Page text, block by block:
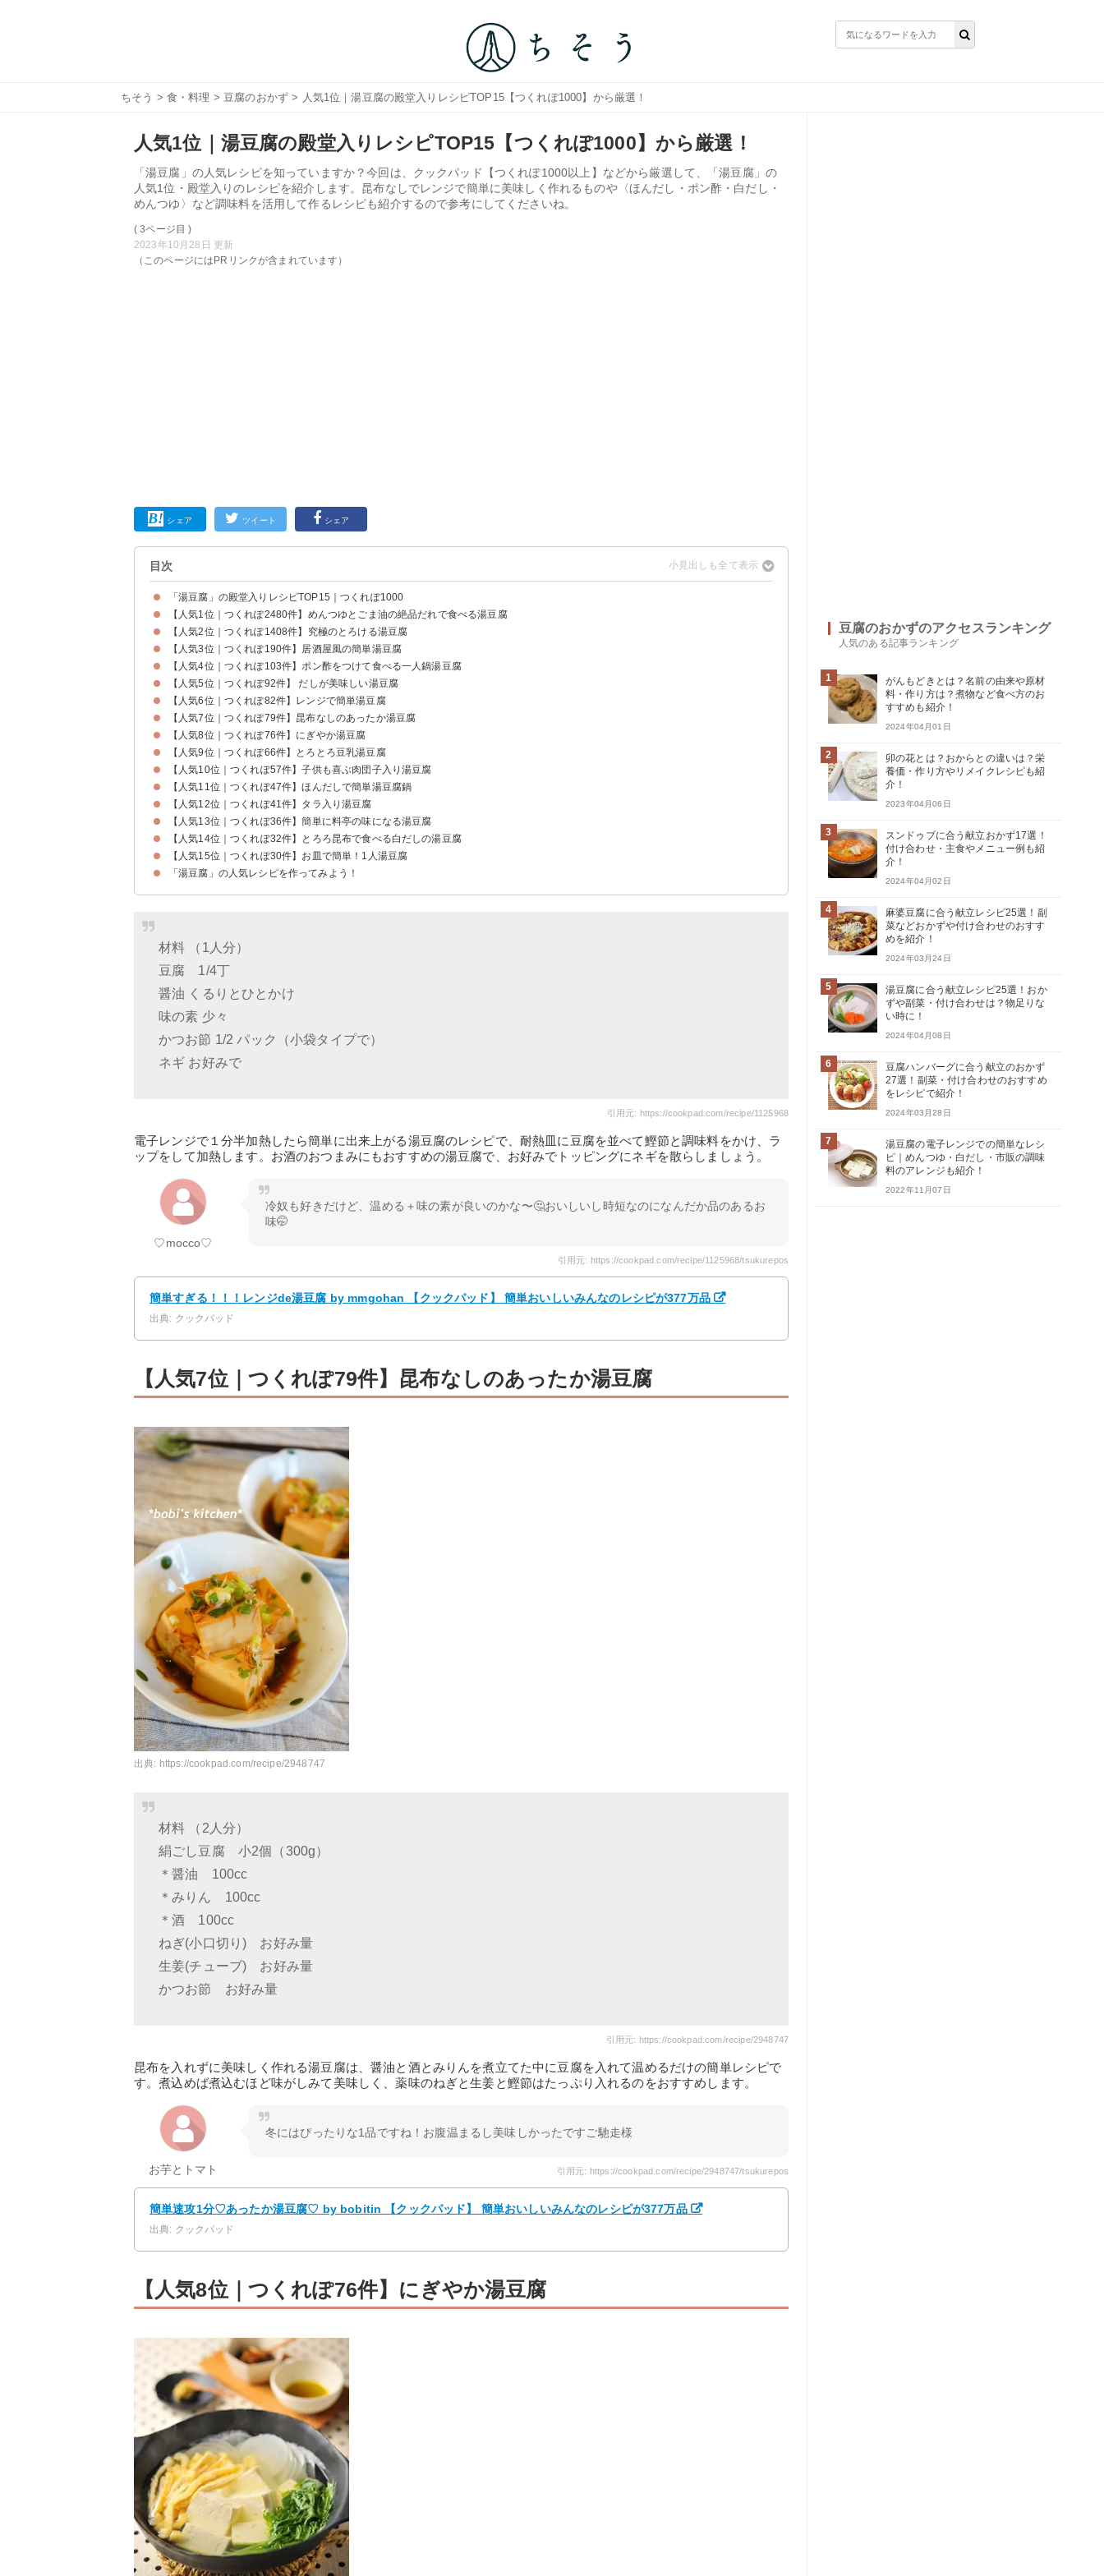
ちそう > 食・料理 >豆腐のおかず > 人気1位｜湯豆腐の殿堂入りレシピTOP15【つくれぽ1000】から厳選！
人気1位｜湯豆腐の殿堂入りレシピTOP15【つくれぽ1000】から厳選！
「湯豆腐」の人気レシピを知っていますか？今回は、クックパッド【つくれぽ1000以上】などから厳選して、「湯豆腐」の
人気1位・殿堂入りのレシピを紹介します。昆布なしでレンジで簡単に美味しく作れるものや〈ほんだし・ポン酢・白だし・
めんつゆ〉など調味料を活用して作るレシピも紹介するので参考にしてくださいね。
( 3ページ目 )
2023年10月28日 更新
（このページにはPRリンクが含まれています）
シェア ツイート シェア
目次
「湯豆腐」の殿堂入りレシピTOP15｜つくれぽ1000
【人気1位｜つくれぽ2480件】めんつゆとごま油の絶品だれで食べる湯豆腐
【人気2位｜つくれぽ1408件】究極のとろける湯豆腐
【人気3位｜つくれぽ190件】居酒屋風の簡単湯豆腐
【人気4位｜つくれぽ103件】ポン酢をつけて食べる一人鍋湯豆腐
【人気5位｜つくれぽ92件】 だしが美味しい湯豆腐
【人気6位｜つくれぽ82件】レンジで簡単湯豆腐
【人気7位｜つくれぽ79件】昆布なしのあったか湯豆腐
【人気8位｜つくれぽ76件】にぎやか湯豆腐
【人気9位｜つくれぽ66件】とろとろ豆乳湯豆腐
【人気10位｜つくれぽ57件】子供も喜ぶ肉団子入り湯豆腐
【人気11位｜つくれぽ47件】ほんだしで簡単湯豆腐鍋
【人気12位｜つくれぽ41件】タラ入り湯豆腐
【人気13位｜つくれぽ36件】簡単に料亭の味になる湯豆腐
【人気14位｜つくれぽ32件】とろろ昆布で食べる白だしの湯豆腐
【人気15位｜つくれぽ30件】お皿で簡単！1人湯豆腐
「湯豆腐」の人気レシピを作ってみよう！
材料 （1人分）
豆腐 1/4丁
醤油 くるりとひとかけ
味の素 少々
かつお節 1/2 パック（小袋タイプで）
ネギ お好みで
引用元: https://cookpad.com/recipe/1125968
電子レンジで１分半加熱したら簡単に出来上がる湯豆腐のレシピで、耐熱皿に豆腐を並べて鰹節と調味料をかけ、ラ
ップをして加熱します。お酒のおつまみにもおすすめの湯豆腐で、お好みでトッピングにネギを散らしましょう。
♡mocco♡
冷奴も好きだけど、温める＋味の素が良いのかな〜🤔おいしいし時短なのになんだか品のあるお
味🤭
引用元: https://cookpad.com/recipe/1125968/tsukurepos
簡単すぎる！！！レンジde湯豆腐 by mmgohan 【クックパッド】 簡単おいしいみんなのレシピが377万品
出典: クックパッド
【人気7位｜つくれぽ79件】昆布なしのあったか湯豆腐
出典: https://cookpad.com/recipe/2948747
材料 （2人分）
絹ごし豆腐 小2個（300g）
＊醤油 100cc
＊みりん 100cc
＊酒 100cc
ねぎ(小口切り) お好み量
生姜(チューブ) お好み量
かつお節 お好み量
引用元: https://cookpad.com/recipe/2948747
昆布を入れずに美味しく作れる湯豆腐は、醤油と酒とみりんを煮立てた中に豆腐を入れて温めるだけの簡単レシピで
す。煮込めば煮込むほど味がしみて美味しく、薬味のねぎと生姜と鰹節はたっぷり入れるのをおすすめします。
お芋とトマト
冬にはぴったりな1品ですね！お腹温まるし美味しかったですご馳走様
引用元: https://cookpad.com/recipe/2948747/tsukurepos
簡単速攻1分♡あったか湯豆腐♡ by bobitin 【クックパッド】 簡単おいしいみんなのレシピが377万品
出典: クックパッド
【人気8位｜つくれぽ76件】にぎやか湯豆腐
豆腐のおかずのアクセスランキング
人気のある記事ランキング
1
がんもどきとは？名前の由来や原材
料・作り方は？煮物など食べ方のお
すすめも紹介！
2024年04月01日
2
卯の花とは？おからとの違いは？栄
養価・作り方やリメイクレシピも紹
介！
2023年04月06日
3
スンドゥブに合う献立おかず17選！
付け合わせ・主食やメニュー例も紹
介！
2024年04月02日
4
麻婆豆腐に合う献立レシピ25選！副
菜などおかずや付け合わせのおすす
めを紹介！
2024年03月24日
5
湯豆腐に合う献立レシピ25選！おか
ずや副菜・付け合わせは？物足りな
い時に！
2024年04月08日
6
豆腐ハンバーグに合う献立のおかず
27選！副菜・付け合わせのおすすめ
をレシピで紹介！
2024年03月28日
7
湯豆腐の電子レンジでの簡単なレシ
ピ｜めんつゆ・白だし・市販の調味
料のアレンジも紹介！
2022年11月07日